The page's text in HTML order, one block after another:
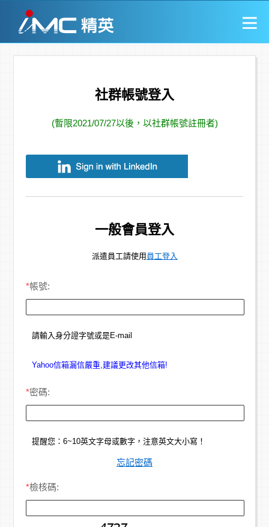
社群帳號登入
(暫限2021/07/27以後，以社群帳號註冊者)
一般會員登入
派遣員工請使用 員工登入
*帳號:
請輸入身分證字號或是E-mail
Yahoo信箱漏信嚴重,建議更改其他信箱!
*密碼:
提醒您：6~10英文字母或數字，注意英文大小寫！
忘記密碼
*檢核碼: